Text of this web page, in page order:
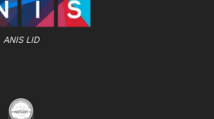
ANIS LID